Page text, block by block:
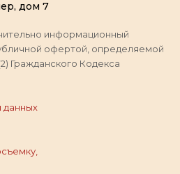
дом 7
информационный
офертой, определяемой
Гражданского Кодекса
данных